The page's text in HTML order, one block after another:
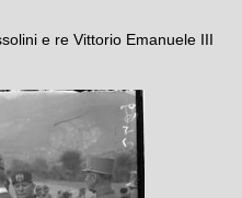
e re Vittorio Emanuele III